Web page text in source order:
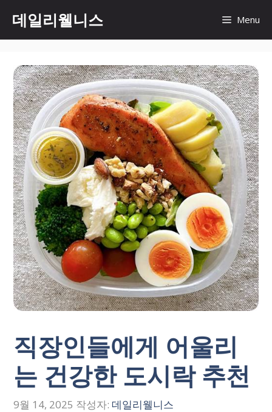
츠
데일리웰니스 Menu
직장인들에게 어울리
는 건강한 도시락 추천
9월 14, 2025 작성자: 데일리웰니스